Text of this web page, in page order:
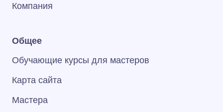
Компания
Общее
Обучающие курсы для мастеров
Карта сайта
Мастера